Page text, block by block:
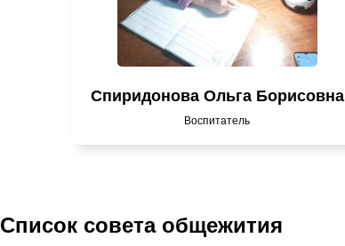
Спиридонова Ольга Борисовна
Воспитатель
Список совета общежития